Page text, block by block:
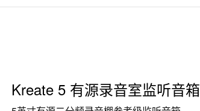
Kreate 5 有源录音室监听音箱